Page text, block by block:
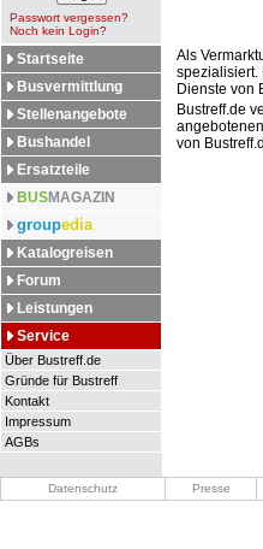
Passwort vergessen?
Noch kein Login?
Startseite
Busvermittlung
Stellenangebote
Bushandel
Ersatzteile
BUSMAGAZIN
groupedia
Katalogreisen
Forum
Leistungen
Service
Über Bustreff.de
Gründe für Bustreff
Kontakt
Impressum
AGBs
Als
spezialisiert.
Dienste von
Bustreff.de
von
Datenschutz Presse